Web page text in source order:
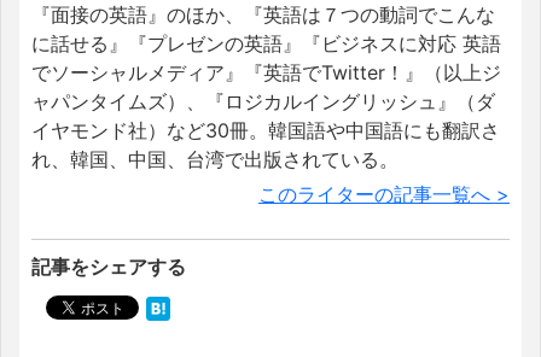
『面接の英語』のほか、『英語は７つの動詞でこんな
に話せる』『プレゼンの英語』『ビジネスに対応 英語
でソーシャルメディア』『英語でTwitter！』（以上ジ
ャパンタイムズ）、『ロジカルイングリッシュ』（ダ
イヤモンド社）など30冊。韓国語や中国語にも翻訳さ
れ、韓国、中国、台湾で出版されている。
このライターの記事一覧へ >
記事をシェアする